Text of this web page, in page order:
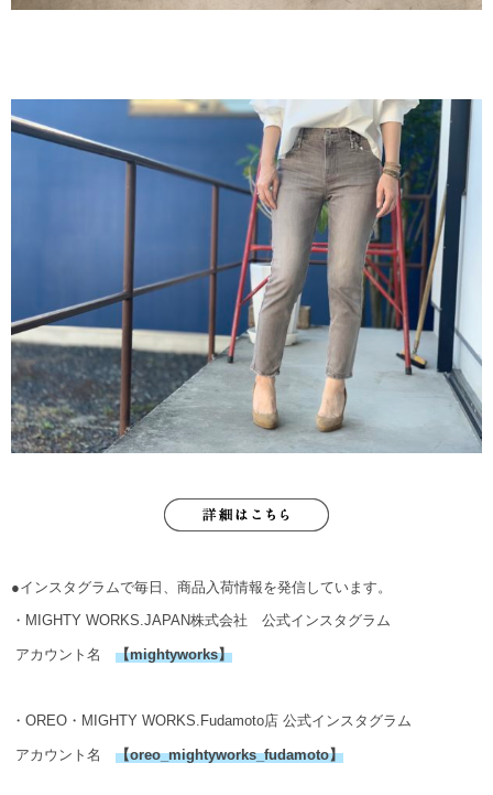
●インスタグラムで毎日、商品入荷情報を発信しています。
・MIGHTY WORKS.JAPAN株式会社 公式インスタグラム
アカウント名 【mightyworks】
・OREO・MIGHTY WORKS.Fudamoto店 公式インスタグラム
アカウント名 【oreo_mightyworks_fudamoto】